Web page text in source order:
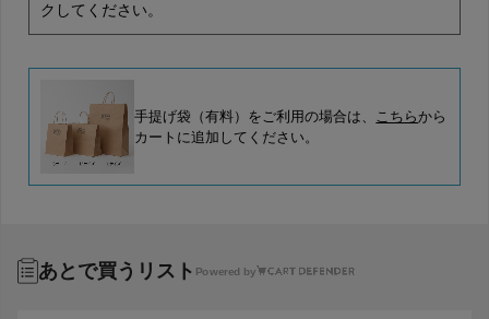
クしてください。
手提げ袋（有料）をご利用の場合は、 こちらから
カートに追加してください。
あとで買うリスト Powered by